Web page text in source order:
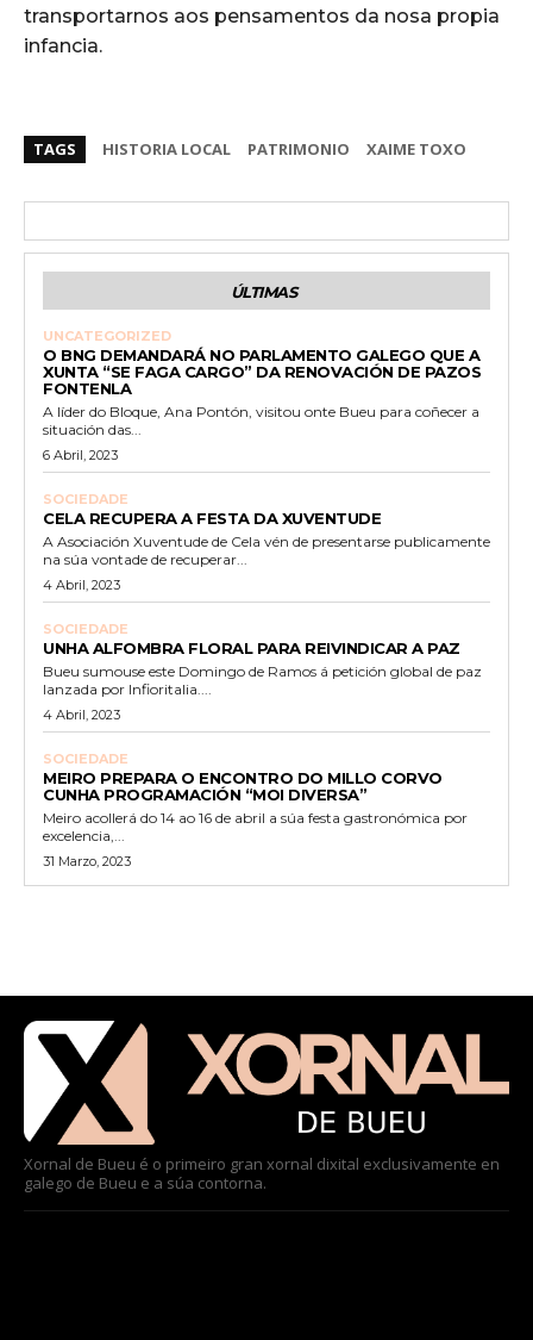
transportarnos aos pensamentos da nosa propia
infancia.
TAGS HISTORIA LOCAL PATRIMONIO XAIME TOXO
ÚLTIMAS
UNCATEGORIZED
O BNG DEMANDARÁ NO PARLAMENTO GALEGO QUE A
XUNTA “SE FAGA CARGO” DA RENOVACIÓN DE PAZOS
FONTENLA
A líder do Bloque, Ana Pontón, visitou onte Bueu para coñecer a
situación das...
6 Abril, 2023
SOCIEDADE
CELA RECUPERA A FESTA DA XUVENTUDE
A Asociación Xuventude de Cela vén de presentarse publicamente
na súa vontade de recuperar...
4 Abril, 2023
SOCIEDADE
UNHA ALFOMBRA FLORAL PARA REIVINDICAR A PAZ
Bueu sumouse este Domingo de Ramos á petición global de paz
lanzada por Infioritalia....
4 Abril, 2023
SOCIEDADE
MEIRO PREPARA O ENCONTRO DO MILLO CORVO
CUNHA PROGRAMACIÓN “MOI DIVERSA”
Meiro acollerá do 14 ao 16 de abril a súa festa gastronómica por
excelencia,...
31 Marzo, 2023
Xornal de Bueu é o primeiro gran xornal dixital exclusivamente en
galego de Bueu e a súa contorna.